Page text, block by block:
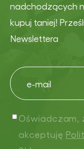
nadchodzących
kupuj taniej!
Newslettera
Oświadczam,
akceptuję